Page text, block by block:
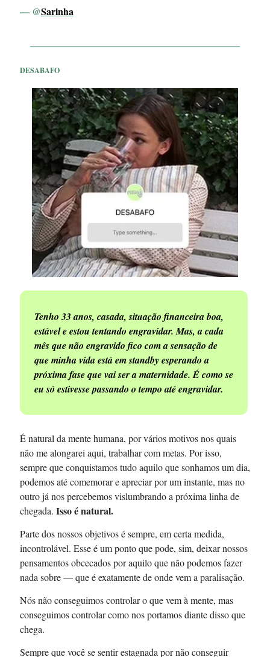
— @Sarinha
DESABAFO
Tenho 33 anos, casada, situação financeira boa,
estável e estou tentando engravidar. Mas, a cada
mês que não engravido fico com a sensação de
que minha vida está em standby esperando a
próxima fase que vai ser a maternidade. É como se
eu só estivesse passando o tempo até engravidar.
É natural da mente humana, por vários motivos nos quais
não me alongarei aqui, trabalhar com metas. Por isso,
sempre que conquistamos tudo aquilo que sonhamos um dia,
podemos até comemorar e apreciar por um instante, mas no
outro já nos percebemos vislumbrando a próxima linha de
chegada. Isso é natural.
Parte dos nossos objetivos é sempre, em certa medida,
incontrolável. Esse é um ponto que pode, sim, deixar nossos
pensamentos obcecados por aquilo que não podemos fazer
nada sobre — que é exatamente de onde vem a paralisação.
Nós não conseguimos controlar o que vem à mente, mas
conseguimos controlar como nos portamos diante disso que
chega.
Sempre que você se sentir estagnada por não conseguir